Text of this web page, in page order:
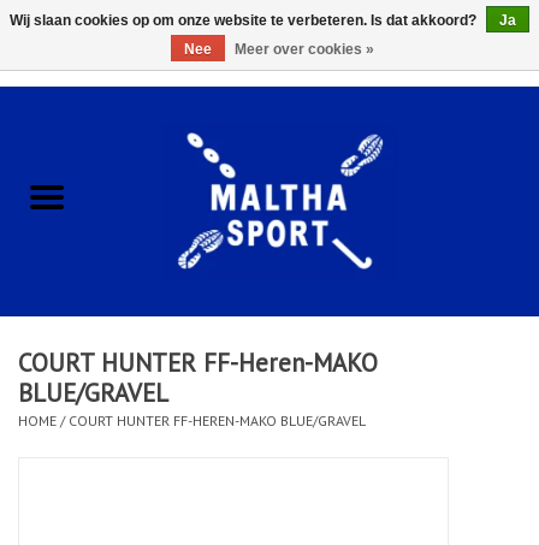
ACCESSOIRES/HARDWARE
KLEDING
CLUBSHOPS
COURT HUNTER FF-Heren-MAKO
BLUE/GRAVEL
HOME / COURT HUNTER FF-HEREN-MAKO BLUE/GRAVEL
Wij slaan cookies op om onze website te verbeteren. Is dat akkoord?
Ja
Nee
Meer over cookies »